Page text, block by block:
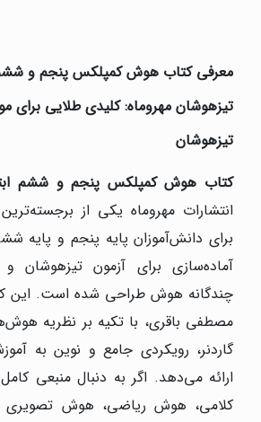
معرفی کتاب هوش کمپلکس پنجم و ششم
تیزهوشان مهروماه: کلیدی طلایی برای
تیزهوشان
کتاب هوش کمپلکس پنجم و ششم
انتشارات مهروماه یکی از
برای دانش‌آموزان پایه پنجم و پایه
آماده‌سازی برای آزمون تیزهوشان
چندگانه هوش طراحی شده است. این
مصطفی باقری، با تکیه بر نظریه
گاردنر، رویکردی جامع و نوین به
ارائه می‌دهد. اگر به دنبال منبعی
کلامی، هوش ریاضی، هوش تصویری